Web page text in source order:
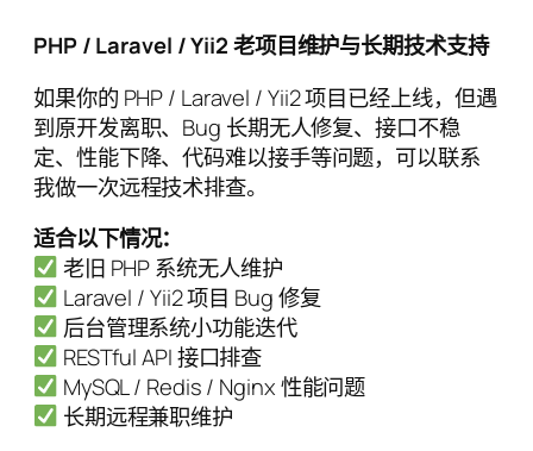
PHP / Laravel / Yii2 老项目维护与长期技术支持
如果你的 PHP / Laravel / Yii2 项目已经上线，但遇
到原开发离职、Bug 长期无人修复、接口不稳
定、性能下降、代码难以接手等问题，可以联系
我做一次远程技术排查。
适合以下情况：
老旧 PHP 系统无人维护
Laravel / Yii2 项目 Bug 修复
后台管理系统小功能迭代
RESTful API 接口排查
MySQL / Redis / Nginx 性能问题
长期远程兼职维护